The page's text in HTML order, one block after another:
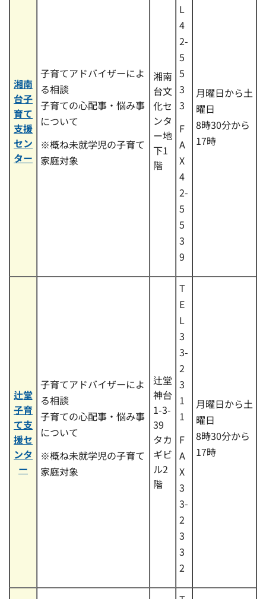
湘南
台子
育て
支援
セン
ター
子育てアドバイザーによ
る相談
子育ての心配事・悩み事
について
※概ね未就学児の子育て
家庭対象
湘南
台文
化セ
ンタ
ー地
下1
階
L
4
2-
5
5
3
3
F
A
X
4
2-
5
5
3
9
月曜日から土
曜日
8時30分から
17時
辻堂
子育
て支
援セ
ンタ
ー
子育てアドバイザーによ
る相談
子育ての心配事・悩み事
について
※概ね未就学児の子育て
家庭対象
辻堂
神台
1-3-
39
タカ
ギビ
ル2
階
T
E
L
3
3-
2
3
1
1
F
A
X
3
3-
2
3
3
2
月曜日から土
曜日
8時30分から
17時